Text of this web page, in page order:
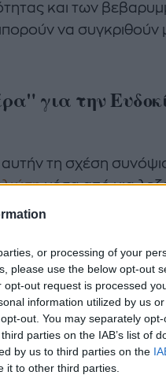
or processing of your
please use the below opt-out
out request is processed
information utilized by us
out. You may separately
parties on the IAB’s list of
by us to third parties on the
it to other third parties.
και των
να συγκριθούν
για την
τη σχέση
μέσα από μια
Συγκεκριμένα,
δύο γυναίκες
από ποτέ,
της με πάρτι
Νικολάου: «Όταν
την πρώτη κρίση